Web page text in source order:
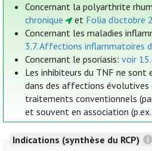
Concernant la polyarthrite
chronique
et Folia d'octobre
Concernant les maladies
3.7. Affections inflammatoires
Concernant le psoriasis:voir
Les inhibiteurs du TNF ne sont
dans des affections évolutives
traitements conventionnels
et souvent en association
Indications (synthèse du RCP)